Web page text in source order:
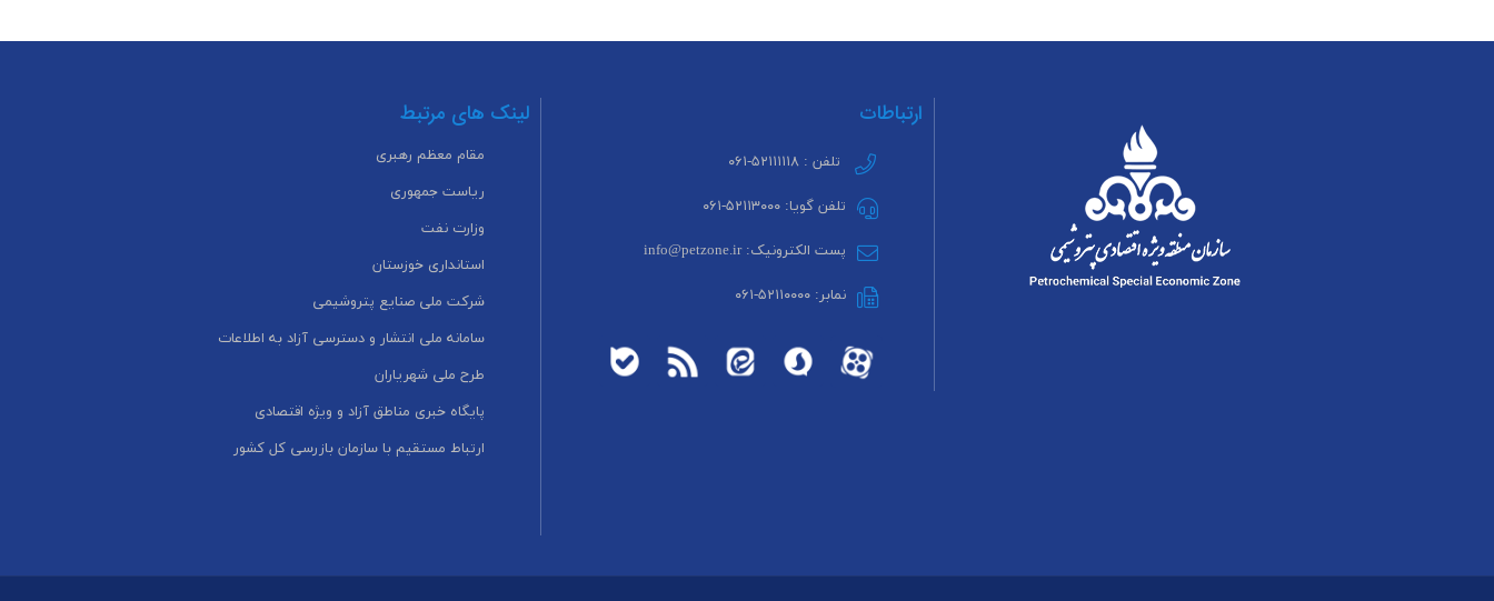
ارتباطات
تلفن : ۵۲۱۱۱۱۱۸-۰۶۱
تلفن گویا: ۵۲۱۱۳۰۰۰-۰۶۱
پست الکترونیک: info@petzone.ir
نمابر: ۵۲۱۱۰۰۰۰-۰۶۱
لینک های مرتبط
مقام معظم رهبری
ریاست جمهوری
وزارت نفت
استانداری خوزستان
شرکت ملی صنایع پتروشیمی
سامانه ملی انتشار و دسترسی آزاد به اطلاعات
طرح ملی شهریاران
پایگاه خبری مناطق آزاد و ویژه اقتصادی
ارتباط مستقیم با سازمان بازرسی کل کشور